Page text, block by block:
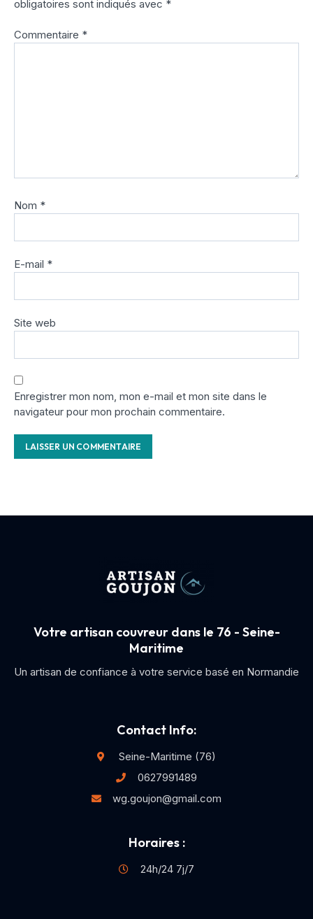
obligatoires sont indiqués avec *
Commentaire *
Nom *
E-mail *
Site web
Enregistrer mon nom, mon e-mail et mon site dans le
navigateur pour mon prochain commentaire.
Votre artisan couvreur dans le 76 - Seine-
Maritime
Un artisan de confiance à votre service basé en Normandie
Contact Info:
Seine-Maritime (76)
0627991489
wg.goujon@gmail.com
Horaires :
24h/24 7j/7